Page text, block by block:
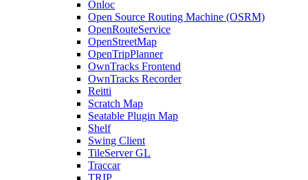
Onloc
Open Source Routing Machine (OSRM)
OpenRouteService
OpenStreetMap
OpenTripPlanner
OwnTracks Frontend
OwnTracks Recorder
Reitti
Scratch Map
Seatable Plugin Map
Shelf
Swing Client
TileServer GL
Traccar
TRIP